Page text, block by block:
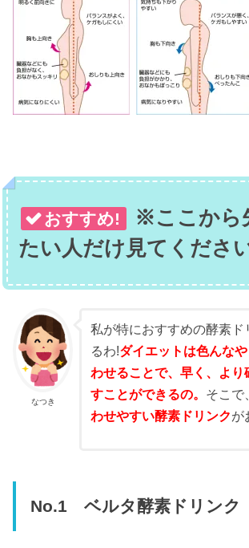
おすすめ!
※ここから
たい人だけ見てくださ
なつき
私が特におすすめの酵素ド
るわ!ダイエットは色んな
わせることで、早く、より
すことができるの。 そこで
わせやすい酵素ドリンクが
No.1 ベルタ酵素ドリンク